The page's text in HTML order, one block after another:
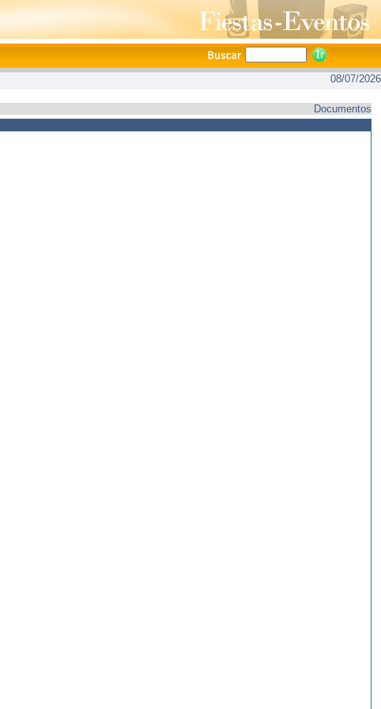
08/07/2026
Documentos